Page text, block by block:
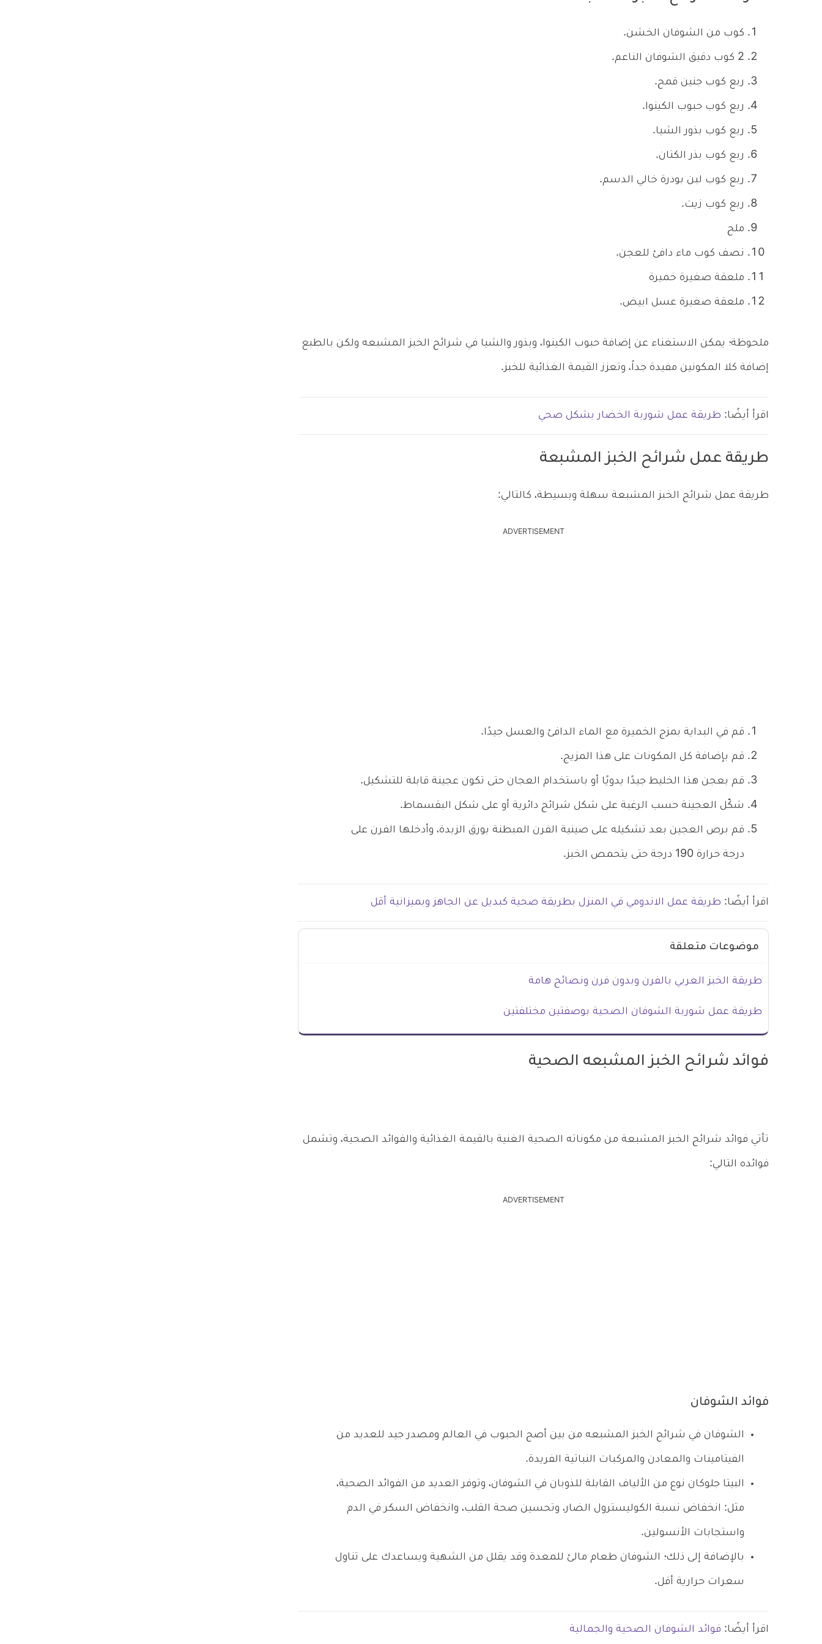
كوب من الشوفان الخشن.
2 كوب دقيق الشوفان الناعم.
ربع كوب جنين قمح.
ربع كوب حبوب الكينوا.
ربع كوب بذور الشيا.
ربع كوب بذر الكتان.
ربع كوب لبن بودرة خالي الدسم.
ربع كوب زيت.
ملح
نصف كوب ماء دافئ للعجن.
ملعقة صغيرة خميرة
ملعقة صغيرة عسل ابيض.
ملحوظة؛ يمكن الاستغناء عن إضافة حبوب الكينوا، وبذور والشيا في شرائح الخبز المشبعه ولكن بالطبع
إضافة كلا المكونين مفيدة جداً، وتعزز القيمة الغذائية للخبز.
اقرأ أيضًا: طريقة عمل شوربة الخضار بشكل صحي
طريقة عمل شرائح الخبز المشبعة
طريقة عمل شرائح الخبز المشبعة سهلة وبسيطة، كالتالي:
ADVERTISEMENT
قم في البداية بمزج الخميرة مع الماء الدافئ والعسل جيدًا.
قم بإضافة كل المكونات على هذا المزيج.
قم بعجن هذا الخليط جيدًا يدويًا أو باستخدام العجان حتى تكون عجينة قابلة للتشكيل.
شكّل العجينة حسب الرغبة على شكل شرائح دائرية أو على شكل البقسماط.
قم برص العجين بعد تشكيله على صينية الفرن المبطنة بورق الزبدة، وأدخلها الفرن على
درجة حرارة 190 درجة حتى يتحمص الخبز.
اقرأ أيضًا: طريقة عمل الاندومي في المنزل بطريقة صحية كبديل عن الجاهز وبميزانية أقل
موضوعات متعلقة
طريقة الخبز العربي بالفرن وبدون فرن ونصائح هامة
طريقة عمل شوربة الشوفان الصحية بوصفتين مختلفتين
فوائد شرائح الخبز المشبعه الصحية
تأتي فوائد شرائح الخبز المشبعة من مكوناته الصحية الغنية بالقيمة الغذائية والفوائد الصحية، وتشمل
فوائده التالي:
ADVERTISEMENT
فوائد الشوفان
الشوفان في شرائح الخبز المشبعه من بين أصح الحبوب في العالم ومصدر جيد للعديد من
الفيتامينات والمعادن والمركبات النباتية الفريدة.
البيتا جلوكان نوع من الألياف القابلة للذوبان في الشوفان، وتوفر العديد من الفوائد الصحية،
مثل: انخفاض نسبة الكوليسترول الضار، وتحسين صحة القلب، وانخفاض السكر في الدم
واستجابات الأنسولين.
بالإضافة إلى ذلك؛ الشوفان طعام مالئ للمعدة وقد يقلل من الشهية ويساعدك على تناول
سعرات حرارية أقل.
اقرأ أيضًا: فوائد الشوفان الصحية والجمالية